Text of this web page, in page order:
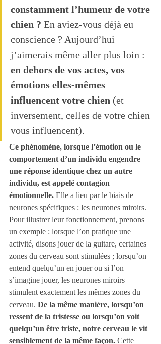
constamment l’humeur de votre
chien ? En aviez-vous déjà eu
conscience ? Aujourd’hui
j’aimerais même aller plus loin :
en dehors de vos actes, vos
émotions elles-mêmes
influencent votre chien (et
inversement, celles de votre chien
vous influencent).
Ce phénomène, lorsque l’émotion ou le
comportement d’un individu engendre
une réponse identique chez un autre
individu, est appelé contagion
émotionnelle. Elle a lieu par le biais de
neurones spécifiques : les neurones miroirs.
Pour illustrer leur fonctionnement, prenons
un exemple : lorsque l’on pratique une
activité, disons jouer de la guitare, certaines
zones du cerveau sont stimulées ; lorsqu’on
entend quelqu’un en jouer ou si l’on
s’imagine jouer, les neurones miroirs
stimulent exactement les mêmes zones du
cerveau. De la même manière, lorsqu’on
ressent de la tristesse ou lorsqu’on voit
quelqu’un être triste, notre cerveau le vit
sensiblement de la même façon. Cette